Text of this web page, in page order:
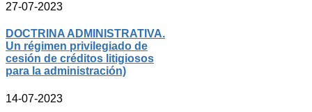
27-07-2023
DOCTRINA ADMINISTRATIVA.
Un régimen privilegiado de
cesión de créditos litigiosos
para la administración)
14-07-2023